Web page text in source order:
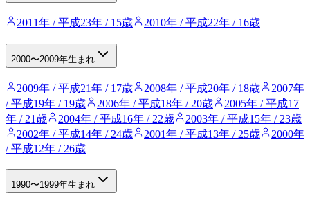
2011年 / 平成23年 / 15歳 2010年 / 平成22年 / 16歳
2000〜2009年生まれ
2009年 / 平成21年 / 17歳 2008年 / 平成20年 / 18歳
2007年
/ 平成19年 / 19歳
2006年 / 平成18年 / 20歳
2005年 / 平成17
年 / 21歳
2004年 / 平成16年 / 22歳
2003年 / 平成15年 / 23歳
2002年 / 平成14年 / 24歳
2001年 / 平成13年 / 25歳
2000年
/ 平成12年 / 26歳
1990〜1999年生まれ